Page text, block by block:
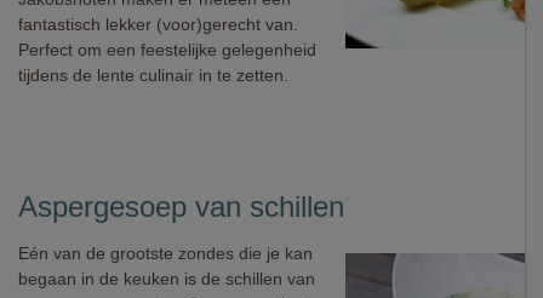
fantastisch lekker (voor)gerecht van.
Perfect om een feestelijke gelegenheid
tijdens de lente culinair in te zetten.
Aspergesoep van schillen
Eén van de grootste zondes die je kan
begaan in de keuken is de schillen van